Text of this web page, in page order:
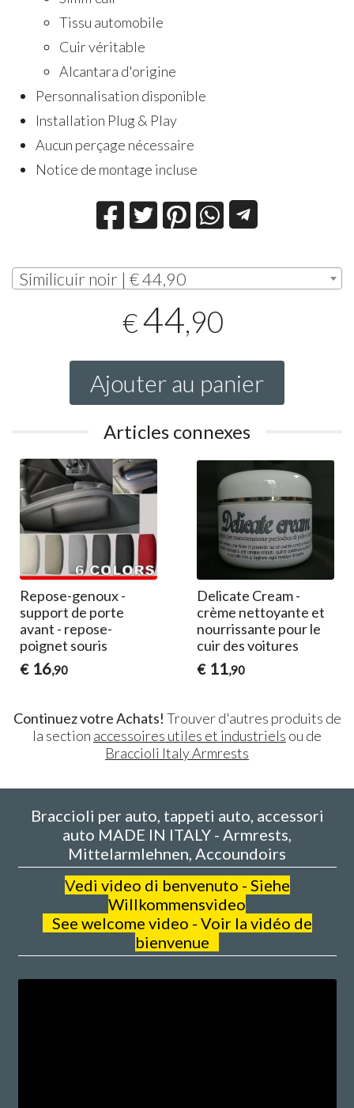
Tissu automobile
Cuir véritable
Alcantara d'origine
Personnalisation disponible
Installation Plug & Play
Aucun perçage nécessaire
Notice de montage incluse
Similicuir noir | € 44,90
€44,90
Ajouter au panier
Articles connexes
Repose-genoux -
support de porte
avant - repose-
poignet souris
€ 16,90
Delicate Cream -
crème nettoyante et
nourrissante pour le
cuir des voitures
€ 11,90
Continuez votre Achats! Trouver d'autres produits de
la section accessoires utiles et industriels ou de
Braccioli Italy Armrests
Braccioli per auto, tappeti auto, accessori
auto MADE IN ITALY - Armrests,
Mittelarmlehnen, Accoundoirs
Vedi video di benvenuto - Siehe
Willkommensvideo
See welcome video - Voir la vidéo de
bienvenue